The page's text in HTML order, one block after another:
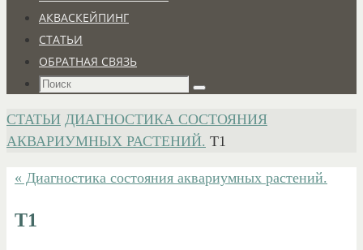
содержимому
АКВАСКЕЙПИНГ
СТАТЬИ
ОБРАТНАЯ СВЯЗЬ
Что
Поиск
ГЛАВНАЯ
СТАТЬИ ДИАГНОСТИКА СОСТОЯНИЯ
АКВАРИУМНЫХ РАСТЕНИЙ. T1
« Диагностика состояния аквариумных растений.
T1